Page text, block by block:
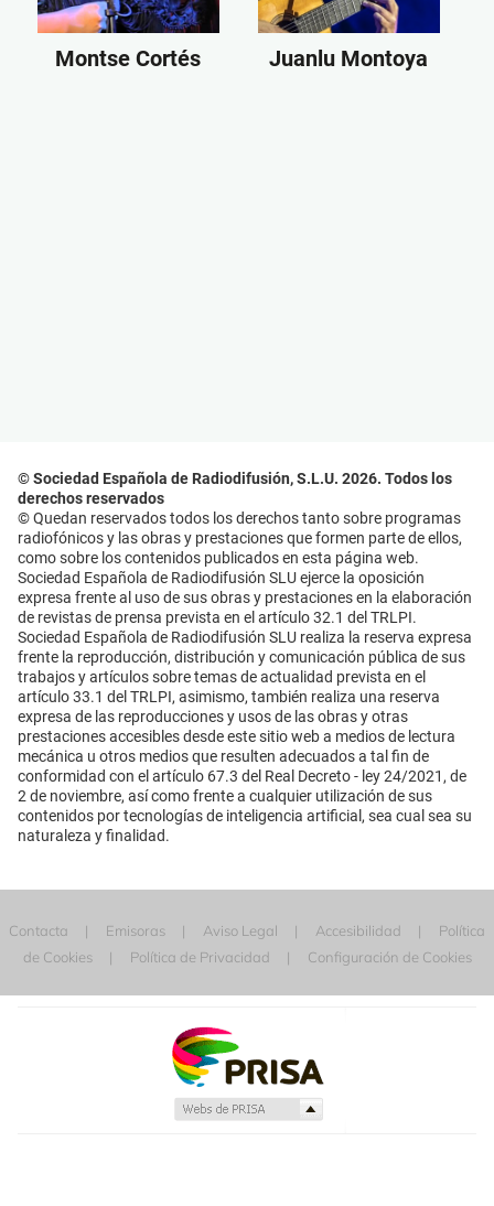
Montse Cortés Juanlu Montoya
© Sociedad Española de Radiodifusión, S.L.U. 2026. Todos los
derechos reservados
© Quedan reservados todos los derechos tanto sobre programas
radiofónicos y las obras y prestaciones que formen parte de ellos,
como sobre los contenidos publicados en esta página web.
Sociedad Española de Radiodifusión SLU ejerce la oposición
expresa frente al uso de sus obras y prestaciones en la elaboración
de revistas de prensa prevista en el artículo 32.1 del TRLPI.
Sociedad Española de Radiodifusión SLU realiza la reserva expresa
frente la reproducción, distribución y comunicación pública de sus
trabajos y artículos sobre temas de actualidad prevista en el
artículo 33.1 del TRLPI, asimismo, también realiza una reserva
expresa de las reproducciones y usos de las obras y otras
prestaciones accesibles desde este sitio web a medios de lectura
mecánica u otros medios que resulten adecuados a tal fin de
conformidad con el artículo 67.3 del Real Decreto - ley 24/2021, de
2 de noviembre, así como frente a cualquier utilización de sus
contenidos por tecnologías de inteligencia artificial, sea cual sea su
naturaleza y finalidad.
Contacta Emisoras Aviso Legal Accesibilidad
Política
de Cookies
Política de Privacidad Configuración de Cookies